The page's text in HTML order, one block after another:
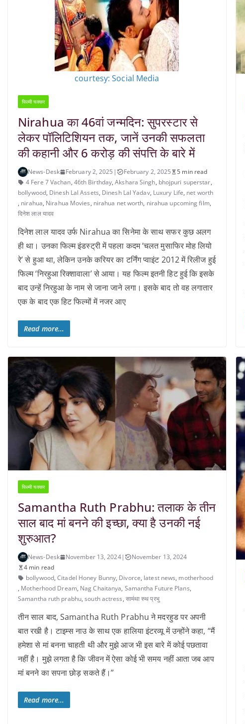
courtesy: Social Media
फिल्मी चक्कर
Nirahua का 46वां जन्मदिन: सुपरस्टार से
लेकर पॉलिटिशियन तक, जानें उनकी सफलता
की कहानी और 6 करोड़ की संपत्ति के बारे में
News-Desk February 2, 2025 | February 2, 2025
5 min read
4 Fere 7 Vachan, 46th Birthday,Akshara Singh, bhojpuri superstar,
bollywood, Dinesh Lal Assets, Dinesh Lal Yadav, Luxury Life, net worth
, nirahua, Nirahua Movies, nirahua net worth, nirahua upcoming film,
दिनेश लाल यादव
दिनेश लाल यादव उर्फ Nirahua का सिनेमा के साथ सफर कुछ अलग
ही था। उनका फिल्म इंडस्ट्री में पहला कदम ‘चलत मुसाफिर मोह लियो
रे’ से हुआ था, लेकिन उनके करियर का टर्निंग प्वाइंट 2012 में रिलीज हुई
फिल्म ‘निरहुआ रिक्शावाला’ से आया। यह फिल्म इतनी हिट हुई कि इसके
बाद उन्हें निरहुआ के नाम से जाना जाने लगा। इसके बाद तो वह लगातार
एक के बाद एक हिट फिल्मों में नजर आए
Read more...
फिल्मी चक्कर
Samantha Ruth Prabhu: तलाक के तीन
साल बाद मां बनने की इच्छा, क्या है उनकी नई
शुरुआत?
News-Desk November 13, 2024|
November 13, 2024
4 min read
bollywood,Citadel Honey Bunny, Divorce, latest news, motherhood
, Motherhood Dream, Nag Chaitanya, Samantha Future Plans,
Samantha ruth prabhu,south actress, सामंथा रुथ प्रभु
तीन साल बाद, Samantha Ruth Prabhu ने मदरहुड पर अपनी
बात रखी है। टाइम्स नाउ के साथ एक हालिया इंटरव्यू में उन्होंने कहा, “मैं
हमेशा से मां बनना चाहती थी और मुझे आज भी इस बारे में कोई पछतावा
नहीं है। मुझे लगता है कि जीवन में ऐसा कोई भी समय नहीं आता जब आप
मां बनने का सपना छोड़ सकते हैं।”
Read more...